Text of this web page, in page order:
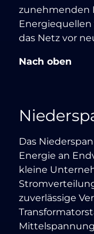
zunehmenden
Energiequellen
das Netz vor
Nach oben
Das
Energie an
kleine
zuverlässige